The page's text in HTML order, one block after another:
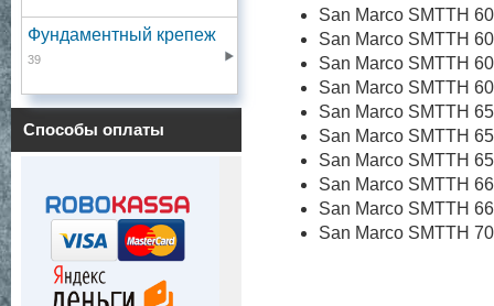
Фундаментный крепеж
39
Способы оплаты
San Marco SMTTH
San Marco SMTTH
San Marco SMTTH
San Marco SMTTH
San Marco SMTTH
San Marco SMTTH
San Marco SMTTH
San Marco SMTTH
San Marco SMTTH
San Marco SMTTH